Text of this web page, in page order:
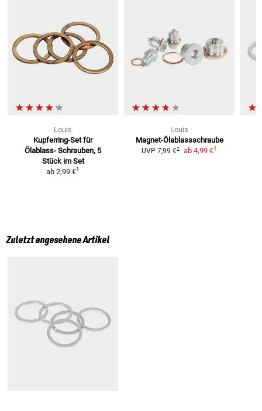
Louis
Kupferring-Set für
Ölablass- Schrauben, 5
Stück im Set
ab 2,99 €1
Louis
Magnet-Ölablassschraube
UVP 7,99 €2 ab 4,99 €1
Zuletzt angesehene Artikel